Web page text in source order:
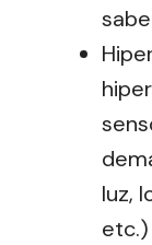
luz,
etc.)